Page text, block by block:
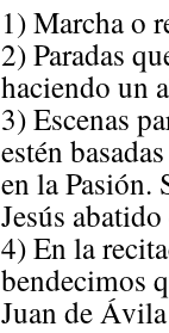
1) Marcha o
2) Paradas
haciendo un
3) Escenas
estén
en la Pasión.
Jesús
4) En la
bendecimos
Juan de